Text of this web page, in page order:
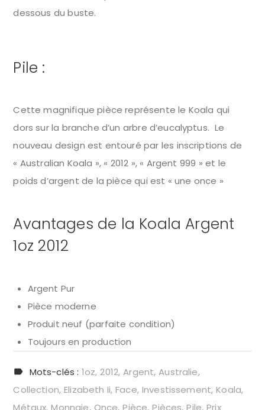
dessous du buste.
Pile :
Cette magnifique pièce représente le Koala qui
dors sur la branche d’un arbre d’eucalyptus. Le
nouveau design est entouré par les inscriptions de
« Australian Koala », « 2012 », « Argent 999 » et le
poids d’argent de la pièce qui est « une once »
Avantages de la Koala Argent
1oz 2012
Argent Pur
Pièce moderne
Produit neuf (parfaite condition)
Toujours en production
Mots-clés : 1oz 2012 Argent Australie
Collection Elizabeth Ii Face Investissement Koala
Métaux Monnaie Once Pièce Pièces Pile Prix